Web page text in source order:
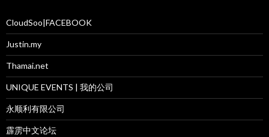
CloudSoo|FACEBOOK
Justin.my
Thamai.net
UNIQUE EVENTS | 我的公司
永顺利有限公司
霹雳中文论坛